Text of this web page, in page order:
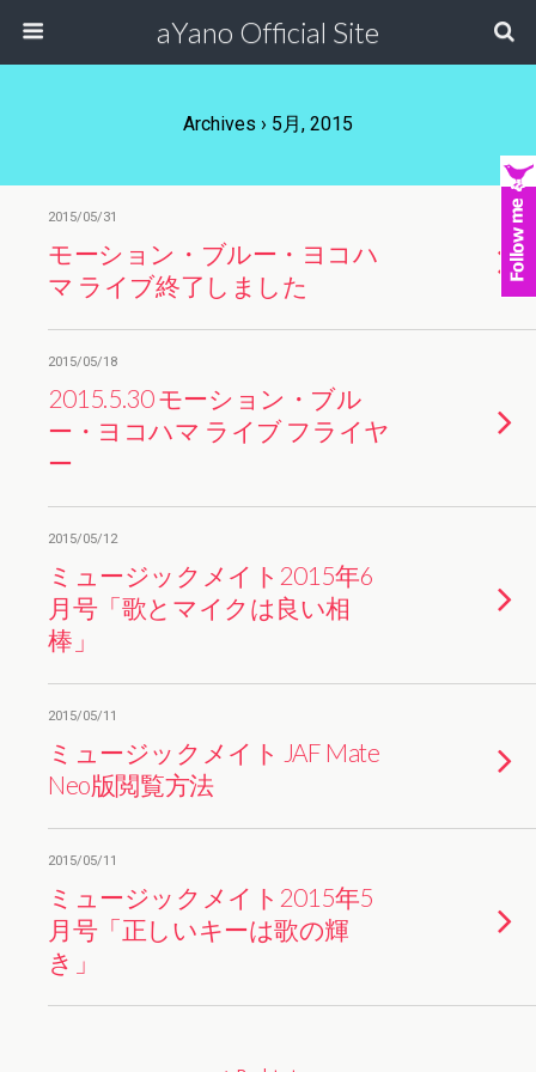
aYano Official Site
Archives › 5月, 2015
2015/05/31
モーション・ブルー・ヨコハ
マ ライブ終了しました
2015/05/18
2015.5.30 モーション・ブル
ー・ヨコハマ ライブ フライヤ
ー
2015/05/12
ミュージックメイト2015年6
月号「歌とマイクは良い相
棒」
2015/05/11
ミュージックメイト JAF Mate
Neo版閲覧方法
2015/05/11
ミュージックメイト2015年5
月号「正しいキーは歌の輝
き」